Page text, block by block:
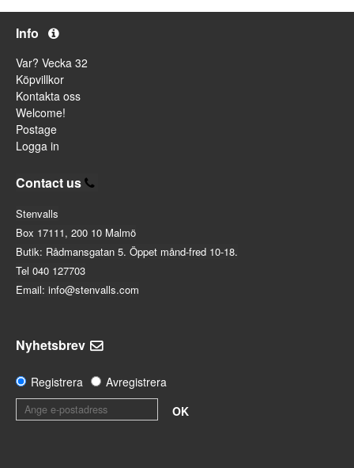
Info
Var? Vecka 32
Köpvillkor
Kontakta oss
Welcome!
Postage
Logga in
Contact us
Stenvalls
Box 17111, 200 10 Malmö
Butik: Rådmansgatan 5. Öppet månd-fred 10-18.
Tel 040 127703
Email: info@stenvalls.com
Nyhetsbrev
Registrera
Avregistrera
OK